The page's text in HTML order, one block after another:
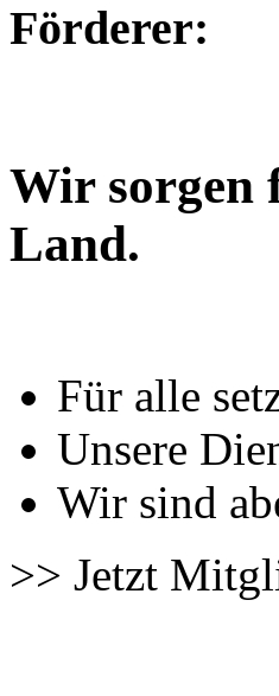
Förderer:
Wir sorgen
Land.
Für alle
Unsere
Wir sind
>> Jetzt